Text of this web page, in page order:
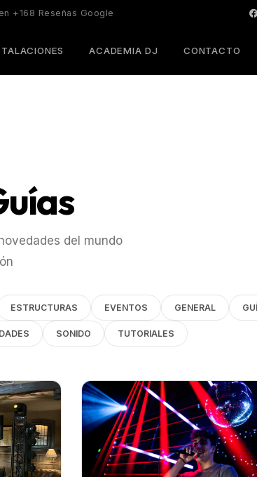
+168 Reseñas Google
ACADEMIA DJ CONTACTO
del mundo
ESTRUCTURAS EVENTOS GENERAL
SONIDO TUTORIALES